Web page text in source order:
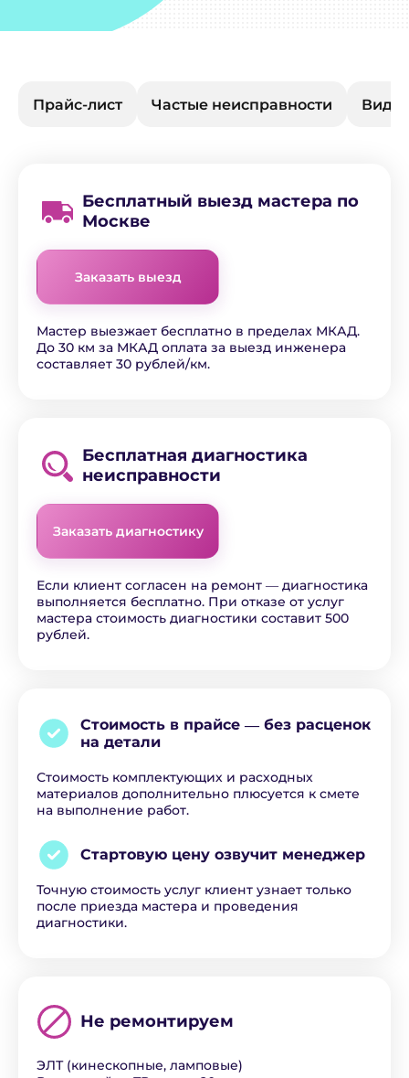
Прайс-лист Частые неисправности Виды
Бесплатный выезд мастера по
Москве
Заказать выезд
Мастер выезжает бесплатно в пределах МКАД.
До 30 км за МКАД оплата за выезд инженера
составляет 30 рублей/км.
Бесплатная диагностика
неисправности
Заказать диагностику
Если клиент согласен на ремонт ― диагностика
выполняется бесплатно. При отказе от услуг
мастера стоимость диагностики составит 500
рублей.
Стоимость в прайсе ― без расценок
на детали
Стоимость комплектующих и расходных
материалов дополнительно плюсуется к смете
на выполнение работ.
Стартовую цену озвучит менеджер
Точную стоимость услуг клиент узнает только
после приезда мастера и проведения
диагностики.
Не ремонтируем
ЭЛТ (кинескопные, ламповые)